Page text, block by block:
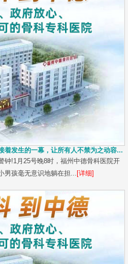
着发生的一幕，让所有人不禁为之动容...
钟!1月25号晚8时，福州中德骨科医院开
男孩毫无意识地躺在担... [详细]